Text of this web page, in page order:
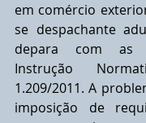
em comércio
se despachante
depara com as
Instrução
1.209/2011. A
imposição de